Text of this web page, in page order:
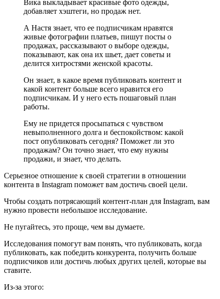
Вика выкладывает красивые фото одежды,
добавляет хэштеги, но продаж нет.
А Настя знает, что ее подписчикам нравятся
живые фотографии платьев, пишут посты о
продажах, рассказывают о выборе одежды,
показывают, как она их шьет, дает советы и
делится хитростями женской красоты.
Он знает, в какое время публиковать контент и
какой контент больше всего нравится его
подписчикам. И у него есть пошаговый план
работы.
Ему не придется просыпаться с чувством
невыполненного долга и беспокойством: какой
пост опубликовать сегодня? Поможет ли это
продажам? Он точно знает, что ему нужны
продажи, и знает, что делать.
Серьезное отношение к своей стратегии в отношении
контента в Instagram поможет вам достичь своей цели.
Чтобы создать потрясающий контент-план для Instagram, вам
нужно провести небольшое исследование.
Не пугайтесь, это проще, чем вы думаете.
Исследования помогут вам понять, что публиковать, когда
публиковать, как победить конкурента, получить больше
подписчиков или достичь любых других целей, которые вы
ставите.
Из-за этого: